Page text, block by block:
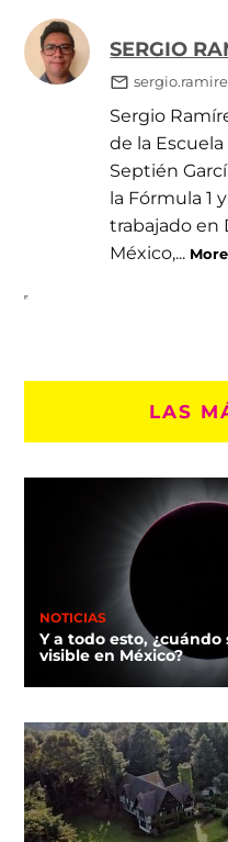
SERGIO
Sergio
de la
Septién
la Fórmula 1
trabajado en
México,...
LAS
NOTICIAS
Y a todo esto,
visible en México?